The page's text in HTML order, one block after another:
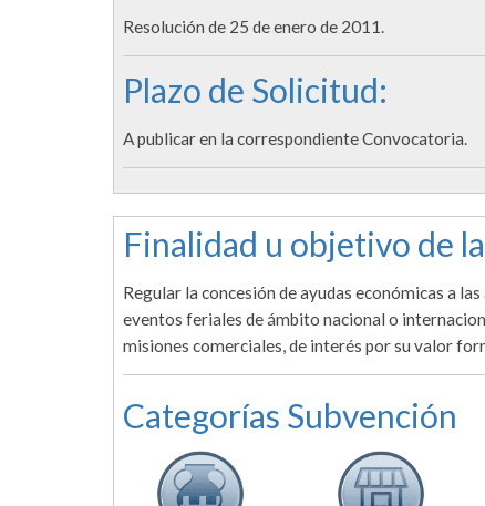
Resolución de 25 de enero de 2011.
Plazo de Solicitud:
A publicar en la correspondiente Convocatoria.
Finalidad u objetivo de
Regular la concesión de ayudas económicas a
eventos feriales de ámbito nacional o
misiones comerciales, de interés por su valor
Categorías Subvención